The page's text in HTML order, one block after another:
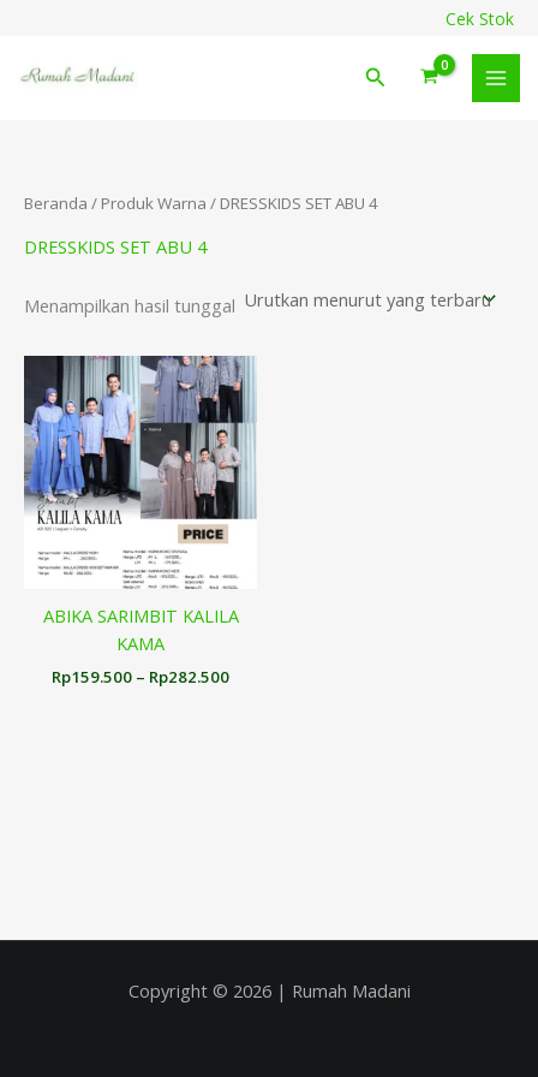
konten
Cek Stok
Cari
Beranda / Produk Warna / DRESSKIDS SET ABU 4
DRESSKIDS SET ABU 4
Menampilkan hasil tunggal
ABIKA SARIMBIT KALILA
KAMA
Rp159.500 – Rp282.500
Rentang
harga:
Rp159.500
hingga
Rp282.500
Copyright © 2026 | Rumah Madani